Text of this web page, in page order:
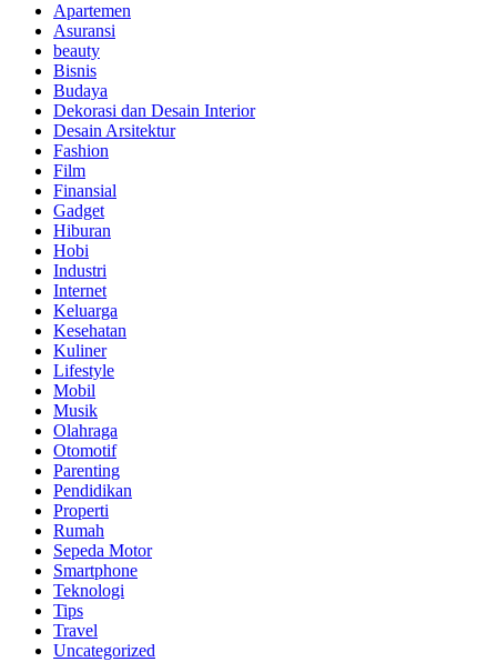
Apartemen
Asuransi
beauty
Bisnis
Budaya
Dekorasi dan Desain Interior
Desain Arsitektur
Fashion
Film
Finansial
Gadget
Hiburan
Hobi
Industri
Internet
Keluarga
Kesehatan
Kuliner
Lifestyle
Mobil
Musik
Olahraga
Otomotif
Parenting
Pendidikan
Properti
Rumah
Sepeda Motor
Smartphone
Teknologi
Tips
Travel
Uncategorized